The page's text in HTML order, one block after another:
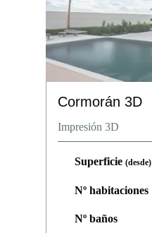
Cormorán 3D
Impresión 3D
Superficie (desde)
Nº habitaciones
Nº baños